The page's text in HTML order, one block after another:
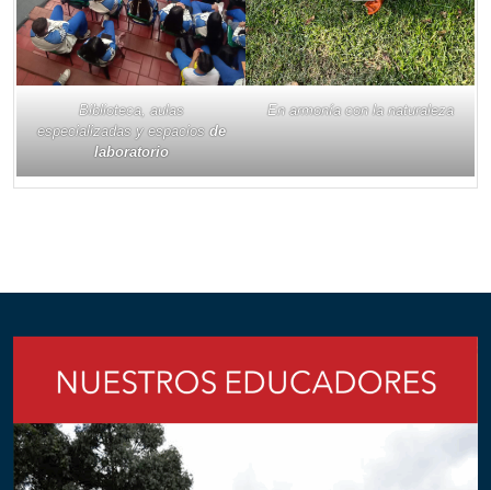
Biblioteca, aulas
especializadas y espaciosde
laboratorio
En armonía con la naturaleza